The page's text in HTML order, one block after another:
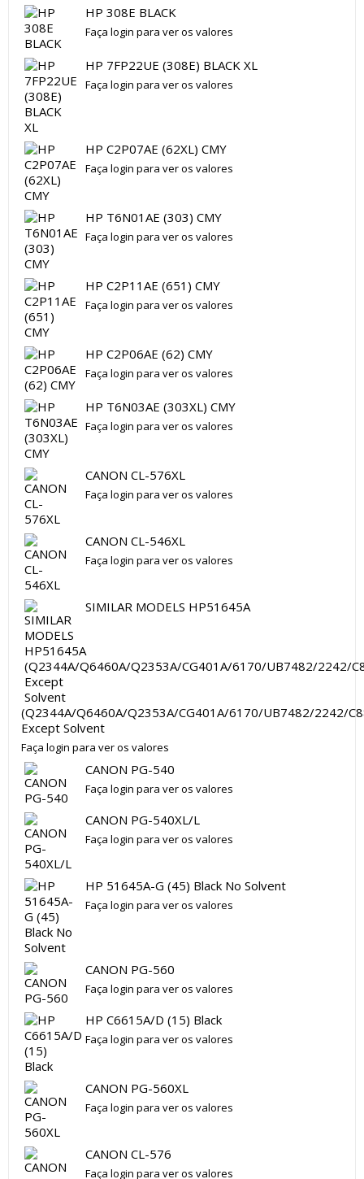
HP 308E BLACK
Faça login para ver os valores
HP 7FP22UE (308E) BLACK XL
Faça login para ver os valores
HP C2P07AE (62XL) CMY
Faça login para ver os valores
HP T6N01AE (303) CMY
Faça login para ver os valores
HP C2P11AE (651) CMY
Faça login para ver os valores
HP C2P06AE (62) CMY
Faça login para ver os valores
HP T6N03AE (303XL) CMY
Faça login para ver os valores
CANON CL-576XL
Faça login para ver os valores
CANON CL-546XL
Faça login para ver os valores
SIMILAR MODELS HP51645A
(Q2344A/Q6460A/Q2353A/CG401A/6170/UB7482/2242/
Except Solvent
Faça login para ver os valores
CANON PG-540
Faça login para ver os valores
CANON PG-540XL/L
Faça login para ver os valores
HP 51645A-G (45) Black No Solvent
Faça login para ver os valores
CANON PG-560
Faça login para ver os valores
HP C6615A/D (15) Black
Faça login para ver os valores
CANON PG-560XL
Faça login para ver os valores
CANON CL-576
Faça login para ver os valores